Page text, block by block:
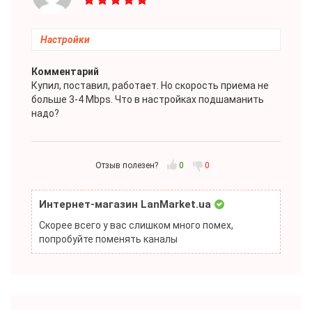
Настройки
Комментарий
Купил, поставил, работает. Но скорость приема не
больше 3-4 Mbps. Что в настройках подшаманить
надо?
Отзыв полезен? 0 0
Интернет-магазин LanMarket.ua
Скорее всего у вас слишком много помех,
попробуйте поменять каналы